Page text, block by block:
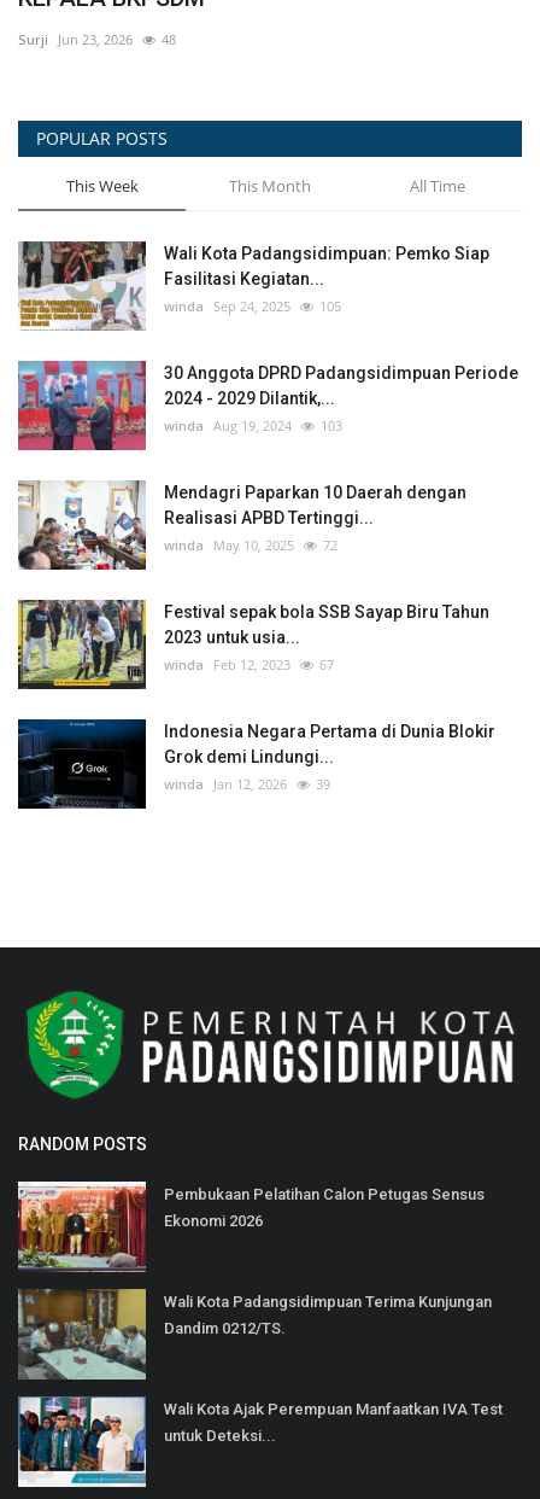
Surji Jul 30, 2026 38
POPULAR POSTS
This Week This Month All Time
Wali Kota Padangsidimpuan: Pemko Siap
Fasilitasi Kegiatan...
winda Sep 24, 2025 105
30 Anggota DPRD Padangsidimpuan Periode
2024 - 2029 Dilantik,...
winda Aug 19, 2024 103
Mendagri Paparkan 10 Daerah dengan
Realisasi APBD Tertinggi...
winda May 10, 2025 72
Festival sepak bola SSB Sayap Biru Tahun
2023 untuk usia...
winda Feb 12, 2023 67
Indonesia Negara Pertama di Dunia Blokir
Grok demi Lindungi...
winda Jan 12, 2026 39
RANDOM POSTS
Pembukaan Pelatihan Calon Petugas Sensus
Ekonomi 2026
Wali Kota Padangsidimpuan Terima Kunjungan
Dandim 0212/TS.
Wali Kota Ajak Perempuan Manfaatkan IVA Test
untuk Deteksi...